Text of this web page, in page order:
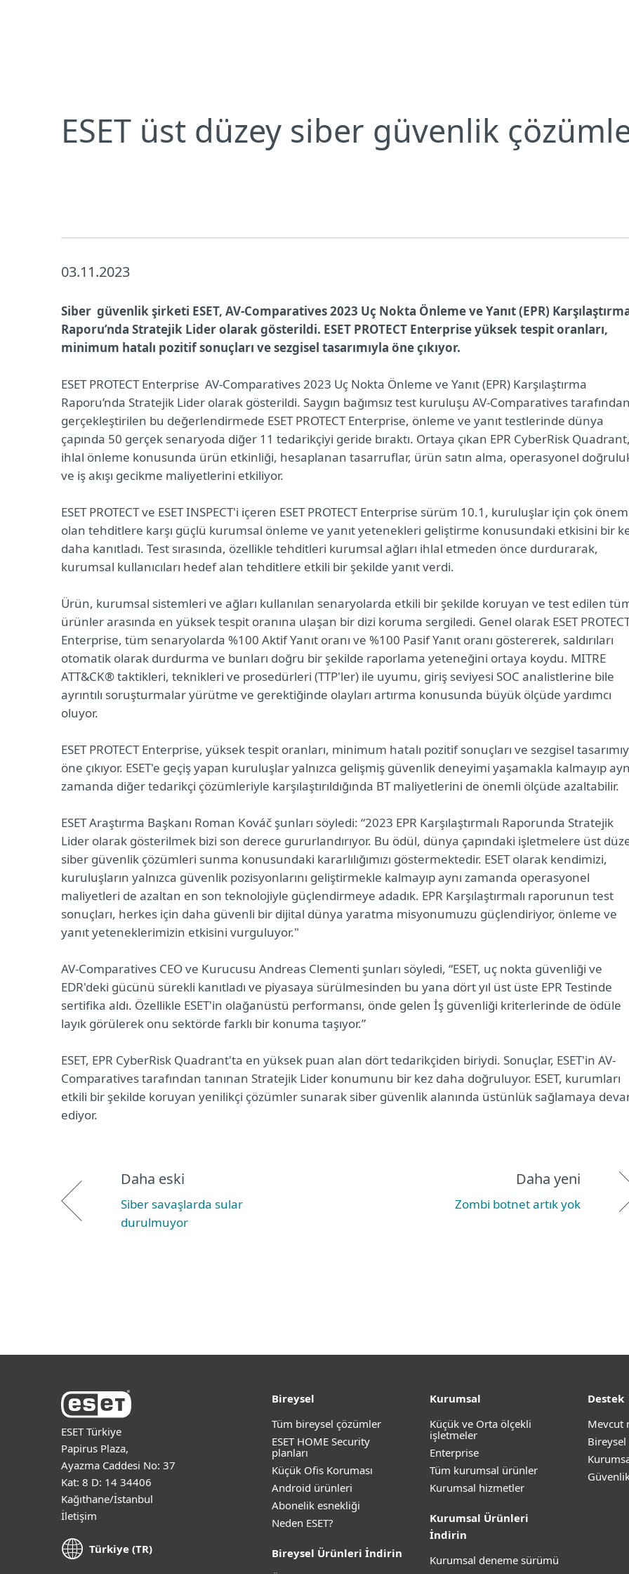
ESET üst düzey siber güvenlik
03.11.2023
Siber güvenlik şirketi ESET, AV-Comparatives 2023 Uç Nokta Önleme ve Yanıt (EPR)
Raporu’nda Stratejik Lider olarak gösterildi. ESET PROTECT Enterprise yüksek tespit oranları,
minimum hatalı pozitif sonuçları ve sezgisel tasarımıyla öne çıkıyor.
ESET PROTECT Enterprise AV-Comparatives 2023 Uç Nokta Önleme ve Yanıt (EPR) Karşılaştırma
Raporu’nda Stratejik Lider olarak gösterildi. Saygın bağımsız test kuruluşu AV-Comparatives
gerçekleştirilen bu değerlendirmede ESET PROTECT Enterprise, önleme ve yanıt testlerinde dünya
çapında 50 gerçek senaryoda diğer 11 tedarikçiyi geride bıraktı. Ortaya çıkan EPR CyberRisk
ihlal önleme konusunda ürün etkinliği, hesaplanan tasarruflar, ürün satın alma, operasyonel
ve iş akışı gecikme maliyetlerini etkiliyor.
ESET PROTECT ve ESET INSPECT'i içeren ESET PROTECT Enterprise sürüm 10.1, kuruluşlar için çok
olan tehditlere karşı güçlü kurumsal önleme ve yanıt yetenekleri geliştirme konusundaki etkisini bir
daha kanıtladı. Test sırasında, özellikle tehditleri kurumsal ağları ihlal etmeden önce durdurarak,
kurumsal kullanıcıları hedef alan tehditlere etkili bir şekilde yanıt verdi.
Ürün, kurumsal sistemleri ve ağları kullanılan senaryolarda etkili bir şekilde koruyan ve test edilen
ürünler arasında en yüksek tespit oranına ulaşan bir dizi koruma sergiledi. Genel olarak ESET
Enterprise, tüm senaryolarda %100 Aktif Yanıt oranı ve %100 Pasif Yanıt oranı göstererek, saldırıları
otomatik olarak durdurma ve bunları doğru bir şekilde raporlama yeteneğini ortaya koydu. MITRE
ATT&CK® taktikleri, teknikleri ve prosedürleri (TTP'ler) ile uyumu, giriş seviyesi SOC analistlerine bile
ayrıntılı soruşturmalar yürütme ve gerektiğinde olayları artırma konusunda büyük ölçüde yardımcı
oluyor.
ESET PROTECT Enterprise, yüksek tespit oranları, minimum hatalı pozitif sonuçları ve sezgisel
öne çıkıyor. ESET'e geçiş yapan kuruluşlar yalnızca gelişmiş güvenlik deneyimi yaşamakla kalmayıp
zamanda diğer tedarikçi çözümleriyle karşılaştırıldığında BT maliyetlerini de önemli ölçüde azaltabilir.
ESET Araştırma Başkanı Roman Kováč şunları söyledi: “2023 EPR Karşılaştırmalı Raporunda Stratejik
Lider olarak gösterilmek bizi son derece gururlandırıyor. Bu ödül, dünya çapındaki işletmelere üst
siber güvenlik çözümleri sunma konusundaki kararlılığımızı göstermektedir. ESET olarak kendimizi,
kuruluşların yalnızca güvenlik pozisyonlarını geliştirmekle kalmayıp aynı zamanda operasyonel
maliyetleri de azaltan en son teknolojiyle güçlendirmeye adadık. EPR Karşılaştırmalı raporunun test
sonuçları, herkes için daha güvenli bir dijital dünya yaratma misyonumuzu güçlendiriyor, önleme ve
yanıt yeteneklerimizin etkisini vurguluyor."
AV-Comparatives CEO ve Kurucusu Andreas Clementi şunları söyledi, “ESET, uç nokta güvenliği ve
EDR'deki gücünü sürekli kanıtladı ve piyasaya sürülmesinden bu yana dört yıl üst üste EPR Testinde
sertifika aldı. Özellikle ESET'in olağanüstü performansı, önde gelen İş güvenliği kriterlerinde de ödüle
layık görülerek onu sektörde farklı bir konuma taşıyor.”
ESET, EPR CyberRisk Quadrant'ta en yüksek puan alan dört tedarikçiden biriydi. Sonuçlar, ESET'in AV-
Comparatives tarafından tanınan Stratejik Lider konumunu bir kez daha doğruluyor. ESET, kurumları
etkili bir şekilde koruyan yenilikçi çözümler sunarak siber güvenlik alanında üstünlük sağlamaya
ediyor.
Daha eski
Siber savaşlarda sular
durulmuyor
Daha yeni
Zombi botnet artık yok
ESET Türkiye
Papirus Plaza,
Ayazma Caddesi No: 37
Kat: 8 D: 14 34406
Kağıthane/İstanbul
İletişim
Türkiye (TR)
Bireysel
Tüm bireysel çözümler
ESET HOME Security
planları
Küçük Ofis Koruması
Android ürünleri
Abonelik esnekliği
Neden ESET?
Bireysel Ürünleri İndirin
Kurumsal
Küçük ve Orta ölçekli
işletmeler
Enterprise
Tüm kurumsal ürünler
Kurumsal hizmetler
Kurumsal Ürünleri
İndirin
Kurumsal deneme sürümü
Destek
Mevcut